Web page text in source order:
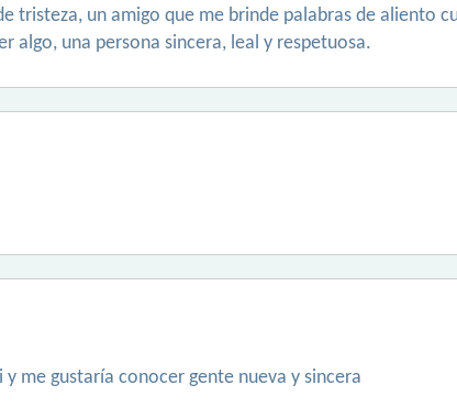
tristeza, un amigo que me brinde palabras de aliento
algo, una persona sincera, leal y respetuosa.
me gustaría conocer gente nueva y sincera